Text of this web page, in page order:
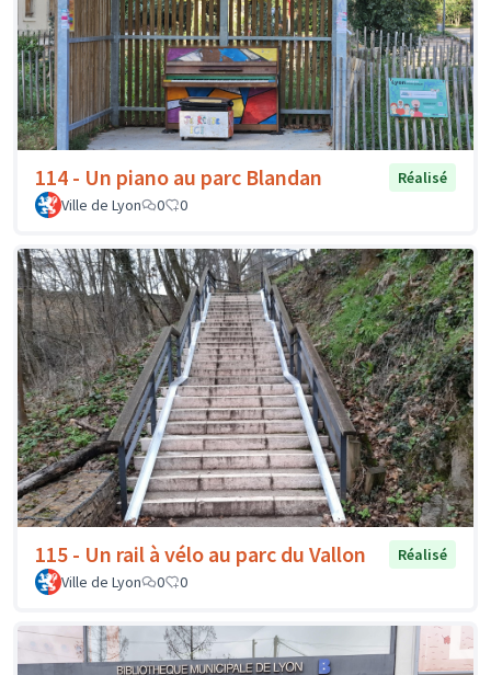
114 - Un piano au parc Blandan
Réalisé
Ville de Lyon
0 0
115 - Un rail à vélo au parc du Vallon
Réalisé
Ville de Lyon
0 0